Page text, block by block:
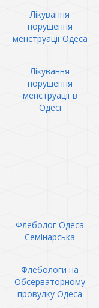
Лікування
порушення
менструації Одеса
Лікування
порушення
менструації в
Одесі
Флеболог Одеса
Семінарська
Флебологи на
Обсерваторному
провулку Одеса